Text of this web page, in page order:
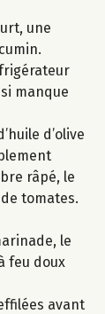
une
manque
d’olive
râpé, le
tomates.
le
feu doux
avant